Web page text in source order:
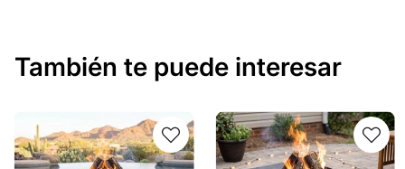
También te puede interesar